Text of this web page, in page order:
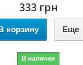
333 грн
корзину Еще
В наличии